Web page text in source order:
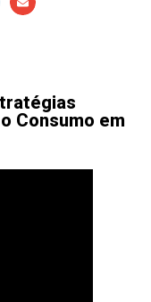
Consumo em